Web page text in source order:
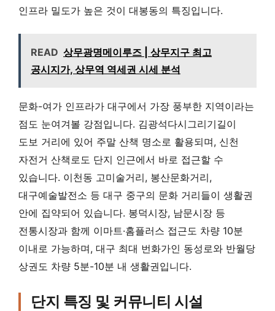
인프라 밀도가 높은 것이 대봉동의 특징입니다.
READ 상무광명메이루즈 | 상무지구 최고
공시지가, 상무역 역세권 시세 분석
문화-여가 인프라가 대구에서 가장 풍부한 지역이라는
점도 눈여겨볼 강점입니다. 김광석다시그리기길이
도보 거리에 있어 주말 산책 명소로 활용되며, 신천
자전거 산책로도 단지 인근에서 바로 접근할 수
있습니다. 이천동 고미술거리, 봉산문화거리,
대구예술발전소 등 대구 중구의 문화 거리들이 생활권
안에 집약되어 있습니다. 봉덕시장, 남문시장 등
전통시장과 함께 이마트·홈플러스 접근도 차량 10분
이내로 가능하며, 대구 최대 번화가인 동성로와 반월당
상권도 차량 5분-10분 내 생활권입니다.
단지 특징 및 커뮤니티 시설